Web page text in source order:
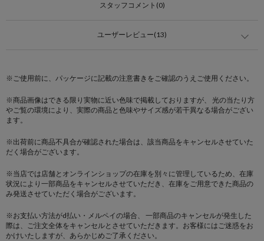
スタッフコメント(0)
ユーザーレビュー(13)
※ご使用前に、パッケージに記載の注意書きをご確認のうえご使用ください。
※商品画像はできる限り実物に近い色味で掲載しておりますが、 光の当たり方
やご覧の環境により、実際の商品と色味やサイズ感が若干異なる場合がござい
ます。
※出荷前に商品不具合が確認された場合は、該当商品をキャンセルさせていた
だく場合がございます。
※当店では店舗とオンラインショップの在庫を別々に管理しているため、在庫
状況により一部商品をキャンセルさせていただき、在庫をご用意できた商品の
み発送させていただく場合がございます。
※お支払い方法がd払い・メルペイの場合、 一部商品のキャンセルが発生した
際は、ご注文全体をキャンセルとさせていただきます。お客様にはご迷惑をお
かけいたしますが、あらかじめご了承ください。